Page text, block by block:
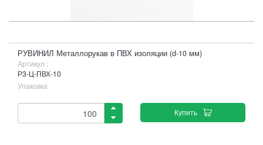
РУВИНИЛ Металлорукав в ПВХ изоляции (d-10 мм)
Артикул :
Р3-Ц-ПВХ-10
Упаковка
Купить